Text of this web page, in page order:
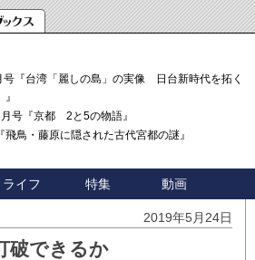
号『台湾「麗しの島」の実像 日台新時代を拓く「3
号『京都 2と5の物語』
飛鳥・藤原に隠された古代宮都の謎』
ライフ 特集 動画
2019年5月24日
破できるか